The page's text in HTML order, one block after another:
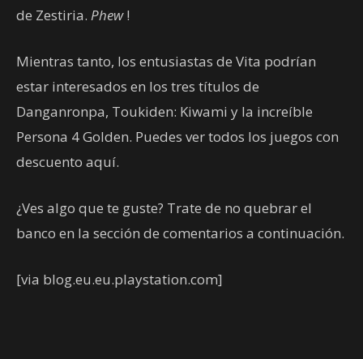
de Zestiria. Phew!
Mientras tanto, los entusiastas de Vita podrían
estar interesados en los tres títulos de
Danganronpa, Toukiden: Kiwami y la increíble
Persona 4 Golden. Puedes ver todos los juegos con
descuento aquí.
¿Ves algo que te guste? Trate de no quebrar el
banco en la sección de comentarios a continuación.
[via blog.eu.eu.playstation.com]